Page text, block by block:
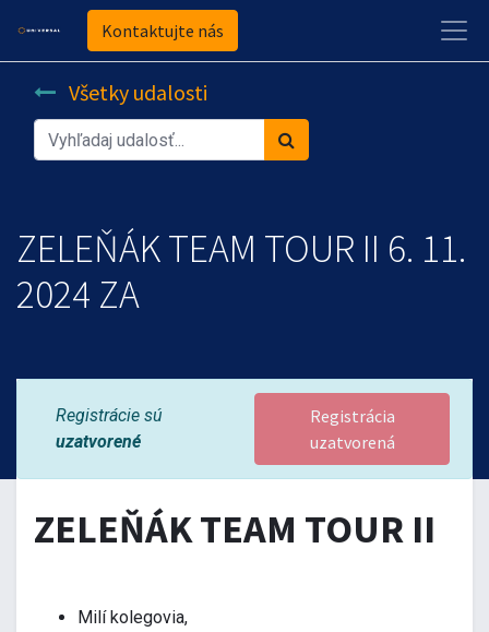
Kontaktujte nás
Všetky udalosti
ZELEŇÁK TEAM TOUR II 6. 11.
2024 ZA
Registrácie sú
uzatvorené
Registrácia
uzatvorená
ZELEŇÁK TEAM TOUR II
Milí kolegovia,